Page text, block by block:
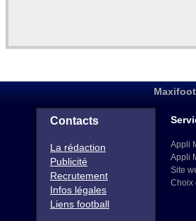
Contacts
La rédaction
Publicité
Recrutement
Infos légales
Liens football
Appli
Appli
Site
Choix